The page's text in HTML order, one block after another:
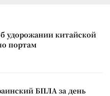
удорожании китайской
портам
БПЛА за день